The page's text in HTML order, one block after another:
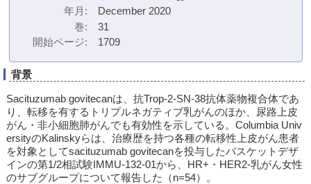
年月
December 2020
巻
31
開始ページ
1709
背景
Sacituzumab govitecanは、抗Trop-2-SN-38抗体薬物複合体であ
り、転移を有するトリプルネガティブ乳がんのほか、尿路上皮
がん・非小細胞肺がんでも有効性を示している。Columbia Univ
ersityのKalinskyらは、治療歴を持つ各種の転移性上皮がん患者
を対象としてsacituzumab govitecanを投与したバスケットデザ
インの第1/2相試験IMMU-132-01から、HR+・HER2-乳がん女性
のサブグループについて報告した（n=54）。